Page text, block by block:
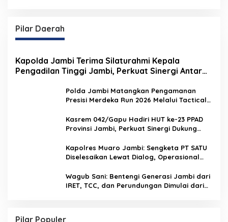
Pilar Daerah
Kapolda Jambi Terima Silaturahmi Kepala
Pengadilan Tinggi Jambi, Perkuat Sinergi Antar
Polda Jambi Matangkan Pengamanan
Presisi Merdeka Run 2026 Melalui Tactical
Kasrem 042/Gapu Hadiri HUT ke-23 PPAD
Provinsi Jambi, Perkuat Sinergi Dukung
Kapolres Muaro Jambi: Sengketa PT SATU
Diselesaikan Lewat Dialog, Operasional
Wagub Sani: Bentengi Generasi Jambi dari
IRET, TCC, dan Perundungan Dimulai dari
Pilar Populer